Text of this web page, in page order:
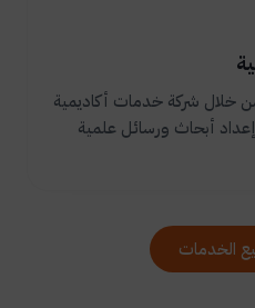
خلال شركة خدمات أكاديمية
أبحاث ورسائل علمية
الخدمات